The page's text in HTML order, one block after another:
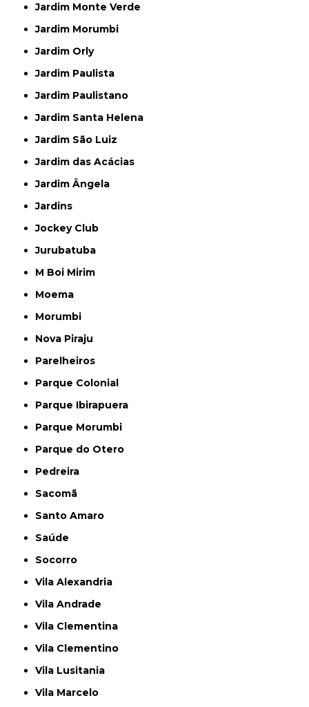
Jardim Monte Verde
Jardim Morumbi
Jardim Orly
Jardim Paulista
Jardim Paulistano
Jardim Santa Helena
Jardim São Luiz
Jardim das Acácias
Jardim Ângela
Jardins
Jockey Club
Jurubatuba
M Boi Mirim
Moema
Morumbi
Nova Piraju
Parelheiros
Parque Colonial
Parque Ibirapuera
Parque Morumbi
Parque do Otero
Pedreira
Sacomã
Santo Amaro
Saúde
Socorro
Vila Alexandria
Vila Andrade
Vila Clementina
Vila Clementino
Vila Lusitania
Vila Marcelo